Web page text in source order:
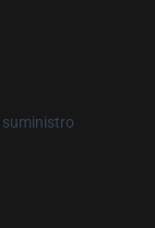
suministro